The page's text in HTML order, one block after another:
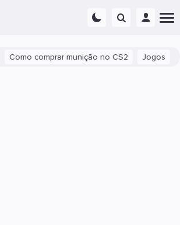
Como comprar munição no CS2 Jogos